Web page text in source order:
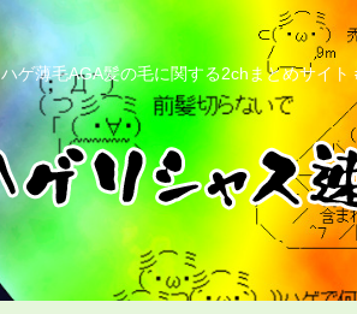
ハゲ薄毛AGA髪の毛に関する2chまとめサイト